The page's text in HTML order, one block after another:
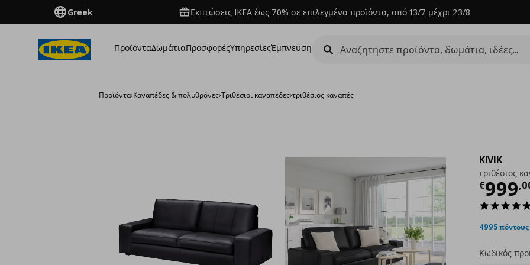
Greek Εκπτώσεις IKEA έως 70% σε επιλεγμένα προϊόντα, από 13/7 μέχρι 23/8
ΠροϊόνταΔωμάτιαΠροσφορέςΥπηρεσίεςΈμπνευση
Προϊόντα›Καναπέδες & πολυθρόνες›Τριθέσιοι καναπέδες›τριθέσιος καναπές
KIVIK
τριθέσιος
€999,
4995
Κωδικός